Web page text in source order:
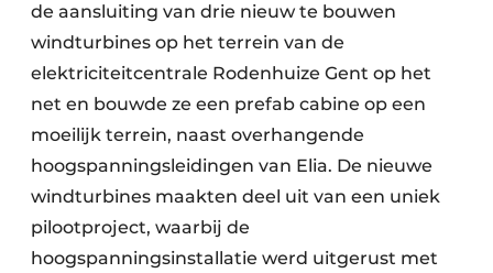
de aansluiting van drie nieuw te bouwen
windturbines op het terrein van de
elektriciteitcentrale Rodenhuize Gent op het
net en bouwde ze een prefab cabine op een
moeilijk terrein, naast overhangende
hoogspanningsleidingen van Elia. De nieuwe
windturbines maakten deel uit van een uniek
pilootproject, waarbij de
hoogspanningsinstallatie werd uitgerust met